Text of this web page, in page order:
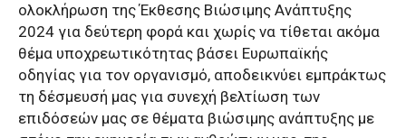
ολοκλήρωση της Έκθεσης Βιώσιμης Ανάπτυξης
2024 για δεύτερη φορά και χωρίς να τίθεται ακόμα
θέμα υποχρεωτικότητας βάσει Ευρωπαϊκής
οδηγίας για τον οργανισμό, αποδεικνύει εμπράκτως
τη δέσμευσή μας για συνεχή βελτίωση των
επιδόσεών μας σε θέματα βιώσιμης ανάπτυξης με